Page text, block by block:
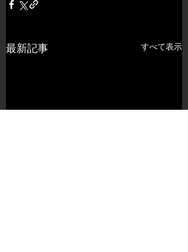
最新記事 すべて表示